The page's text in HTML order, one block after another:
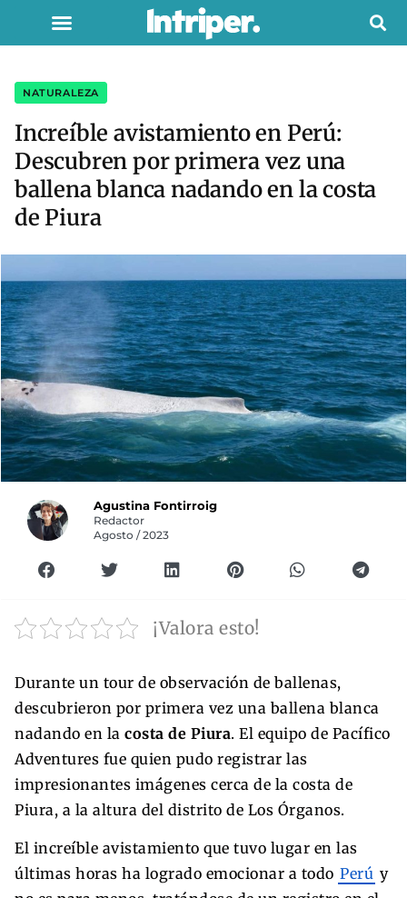
NATURALEZA
Increíble avistamiento en Perú:
Descubren por primera vez una
ballena blanca nadando en la costa
de Piura
Agustina Fontirroig
Redactor
Agosto / 2023
¡Valora esto!
Durante un tour de observación de ballenas,
descubrieron por primera vez una ballena blanca
nadando en la costa de Piura. El equipo de Pacífico
Adventures fue quien pudo registrar las
impresionantes imágenes cerca de la costa de
Piura, a la altura del distrito de Los Órganos.
El increíble avistamiento que tuvo lugar en las
últimas horas ha logrado emocionar a todo Perú y